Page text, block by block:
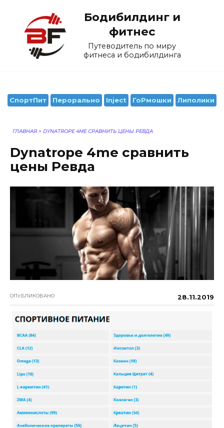
содержанию
Бодибилдинг и
фитнес
Путеводитель по миру
фитнеса и бодибилдинга
СпортПит Перорально Inject ГоРмошки Липолики
ГЛАВНАЯ > DYNATROPE 4ME СРАВНИТЬ ЦЕНЫ РЕВДА
Dynatrope 4me сравнить
цены Ревда
ОПУБЛИКОВАНО 28.11.2019